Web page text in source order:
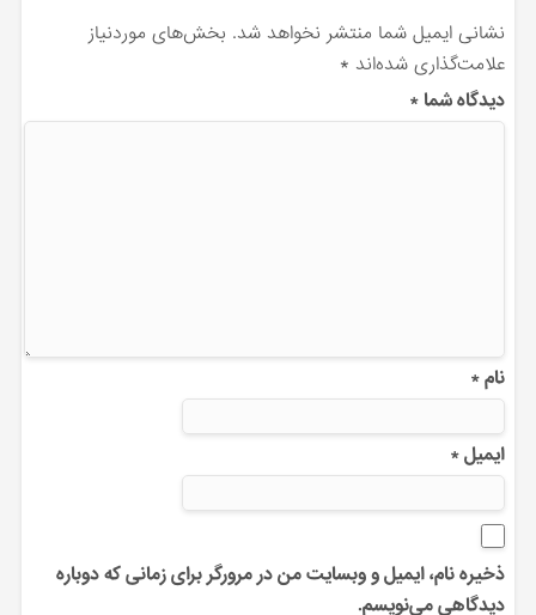
نشانی ایمیل شما منتشر نخواهد شد. بخش‌های موردنیاز
علامت‌گذاری شده‌اند *
دیدگاه شما*
نام*
ایمیل*
ذخیره نام، ایمیل و وبسایت من در مرورگر برای زمانی که دوباره
دیدگاهی می‌نویسم.